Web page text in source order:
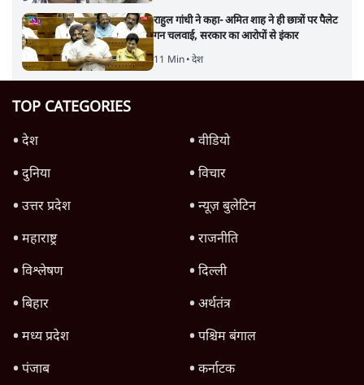
राहुल गांधी ने कहा- अमित शाह ने ही छात्रों पर पैलेट
गन चलवाई, सरकार का आरोपों से इंकार
11 Min• देश
TOP CATEGORIES
देश
वीडियो
दुनिया
विचार
उत्तर प्रदेश
न्यूज़ बुलेटिन
महाराष्ट्र
राजनीति
विश्लेषण
दिल्ली
बिहार
अर्थतंत्र
मध्य प्रदेश
पश्चिम बंगाल
पंजाब
कर्नाटक